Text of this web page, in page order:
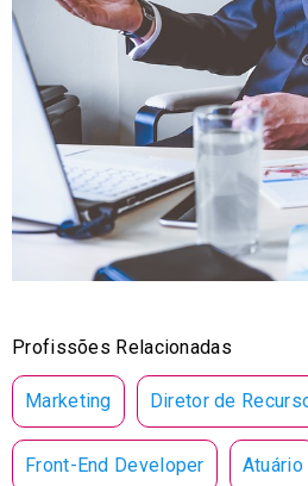
Profissões Relacionadas
Marketing Diretor de
Front-End Developer Atuário